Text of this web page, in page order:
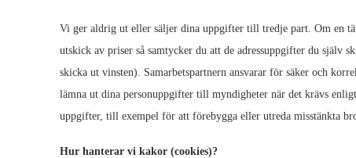
Vi ger aldrig ut eller säljer dina uppgifter till tredje part. Om en
utskick av priser så samtycker du att de adressuppgifter du själv
skicka ut vinsten). Samarbetspartnern ansvarar för säker och
lämna ut dina personuppgifter till myndigheter när det krävs
uppgifter, till exempel för att förebygga eller utreda misstänkta
Hur hanterar vi kakor (cookies)?